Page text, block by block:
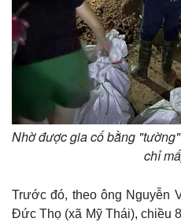
Nhờ được gia cố bằng
chỉ
Trước đó, theo ông Nguyễn
Đức Thọ (xã Mỹ Thái), chiều